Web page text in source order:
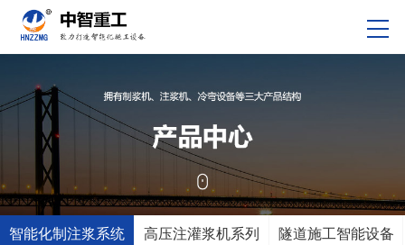
智能化制注浆系统 高压注灌浆机系列
隧道施工智能设备